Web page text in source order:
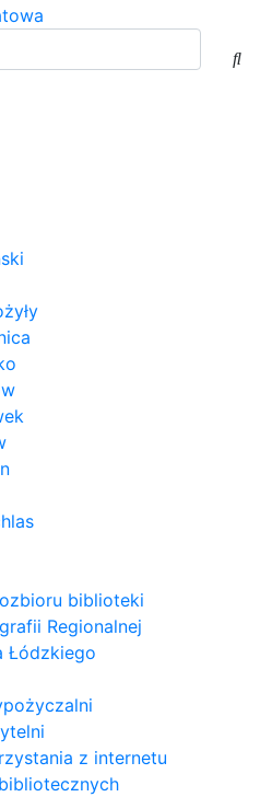
biblioteki
Regionalnej
Łódzkiego
z internetu